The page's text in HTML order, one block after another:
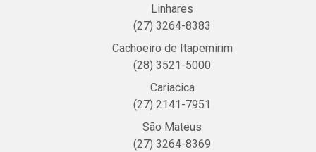
Linhares
(27) 3264-8383
Cachoeiro de Itapemirim
(28) 3521-5000
Cariacica
(27) 2141-7951
São Mateus
(27) 3264-8369